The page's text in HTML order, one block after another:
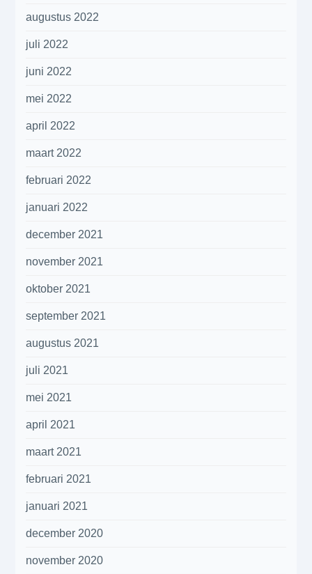
augustus 2022
juli 2022
juni 2022
mei 2022
april 2022
maart 2022
februari 2022
januari 2022
december 2021
november 2021
oktober 2021
september 2021
augustus 2021
juli 2021
mei 2021
april 2021
maart 2021
februari 2021
januari 2021
december 2020
november 2020